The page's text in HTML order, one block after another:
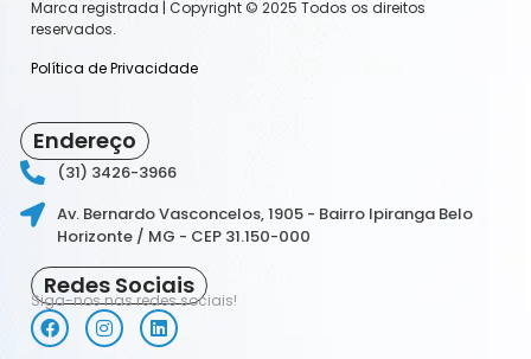
Marca registrada | Copyright ©️ 2025 Todos os direitos
reservados.
Política de Privacidade
Endereço
(31) 3426-3966
Av. Bernardo Vasconcelos, 1905 - Bairro Ipiranga Belo
Horizonte / MG - CEP 31.150-000
Redes Sociais
Siga-nos nas redes sociais!